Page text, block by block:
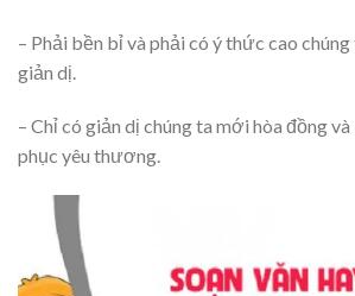
– Phải bền bỉ và phải có ý thức cao
giản dị.
– Chỉ có giản dị chúng ta mới hòa đồng
phục yêu thương.